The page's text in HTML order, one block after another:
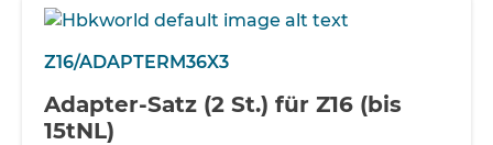
Z16/ADAPTERM36X3
Adapter-Satz (2 St.) für Z16 (bis
15tNL)